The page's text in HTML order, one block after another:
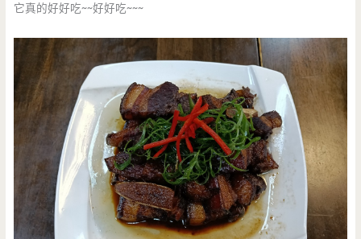
它真的好好吃~~好好吃~~~